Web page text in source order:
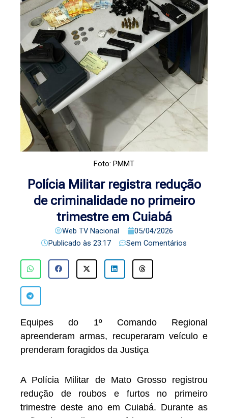
Foto: PMMT
Polícia Militar registra redução
de criminalidade no primeiro
trimestre em Cuiabá
Web TV Nacional
05/04/2026
Publicado às 23:17 Sem Comentários
Equipes do 1º Comando Regional
apreenderam armas, recuperaram veículo e
prenderam foragidos da Justiça
A Polícia Militar de Mato Grosso registrou
redução de roubos e furtos no primeiro
trimestre deste ano em Cuiabá. Durante as